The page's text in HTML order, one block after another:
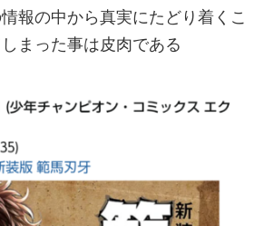
報の中から真実にたどり着くこ
まった事は皮肉である